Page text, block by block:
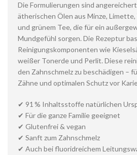
Die Formulierungen sind
ätherischen Ölen aus Minze,
und grünem Tee, die für ein
Mundgefühl sorgen. Die Rezeptur
Reinigungskomponenten wie
weißer Tonerde und Perlit. Diese
den Zahnschmelz zu beschädigen –
Zähne und optimalen Schutz vor
✔ 91 % Inhaltsstoffe natürlichen
✔ Für die ganze Familie geeignet
✔ Glutenfrei & vegan
✔ Sanft zum Zahnschmelz
✔ Auch bei fluoridreichem